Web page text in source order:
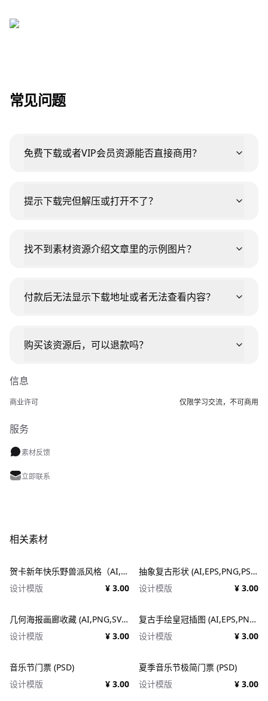
常见问题
免费下载或者VIP会员资源能否直接商用？
提示下载完但解压或打开不了？
找不到素材资源介绍文章里的示例图片？
付款后无法显示下载地址或者无法查看内容？
购买该资源后，可以退款吗？
信息
商业许可 仅限学习交流，不可商用
服务
素材反馈
立即联系
相关素材
贺卡新年快乐野兽派风格（AI,EPS）
设计模版
¥ 3.00
抽象复古形状 (AI,EPS,PNG,PSD,SVG)
设计模版
¥ 3.00
几何海报画廊收藏 (AI,PNG,SVG)
设计模版
¥ 3.00
复古手绘皇冠插图 (AI,EPS,PNG,SVG)
设计模版
¥ 3.00
音乐节门票 (PSD)
设计模版
¥ 3.00
夏季音乐节极简门票 (PSD)
设计模版
¥ 3.00